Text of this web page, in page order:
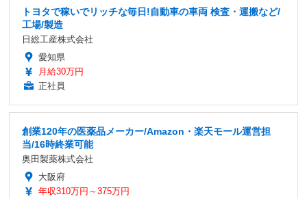
トヨタで稼いでリッチな毎日!自動車の車両 検査・運搬など/
工場/製造
日総工産株式会社
愛知県
月給30万円
正社員
創業120年の医薬品メーカー/Amazon・楽天モール運営担
当/16時終業可能
奥田製薬株式会社
大阪府
年収310万円～375万円